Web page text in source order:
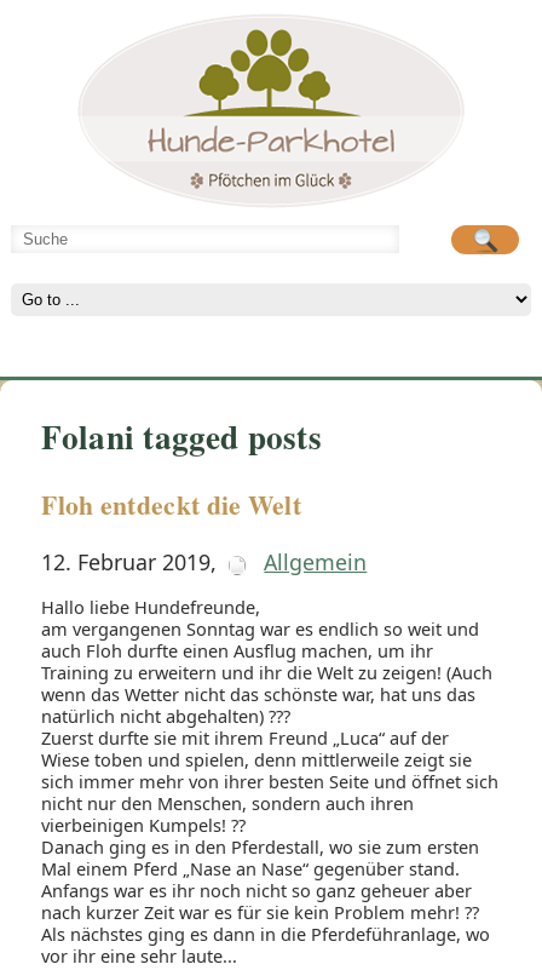
Hunde-Parkhotel
Folani tagged posts
Floh entdeckt die Welt
12. Februar 2019, Allgemein
Hallo liebe Hundefreunde,
am vergangenen Sonntag war es endlich so weit und
auch Floh durfte einen Ausflug machen, um ihr
Training zu erweitern und ihr die Welt zu zeigen! (Auch
wenn das Wetter nicht das schönste war, hat uns das
natürlich nicht abgehalten) ???
Zuerst durfte sie mit ihrem Freund „Luca“ auf der
Wiese toben und spielen, denn mittlerweile zeigt sie
sich immer mehr von ihrer besten Seite und öffnet sich
nicht nur den Menschen, sondern auch ihren
vierbeinigen Kumpels! ??
Danach ging es in den Pferdestall, wo sie zum ersten
Mal einem Pferd „Nase an Nase“ gegenüber stand.
Anfangs war es ihr noch nicht so ganz geheuer aber
nach kurzer Zeit war es für sie kein Problem mehr! ??
Als nächstes ging es dann in die Pferdeführanlage, wo
vor ihr eine sehr laute...